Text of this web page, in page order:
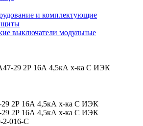
и комплектующие
выключатели модульные
29 2Р 16А 4,5кА х-ка С ИЭК
016-C